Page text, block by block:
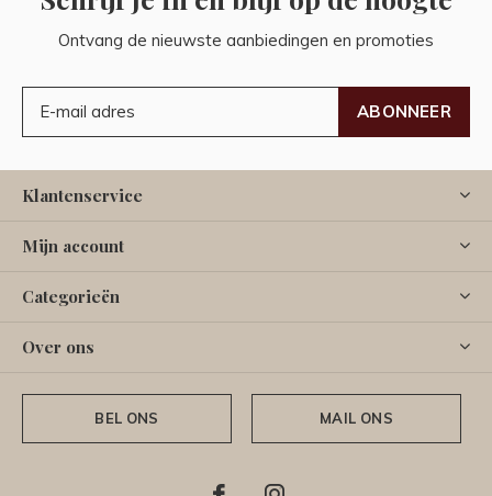
Ontvang de nieuwste aanbiedingen en promoties
ABONNEER
Klantenservice
Mijn account
Categorieën
Over ons
BEL ONS MAIL ONS